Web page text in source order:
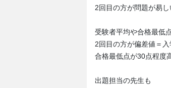
2回目の方が問題が易
受験者平均や合格最低
2回目の方が偏差値＝
合格最低点が30点程度
出題担当の先生も